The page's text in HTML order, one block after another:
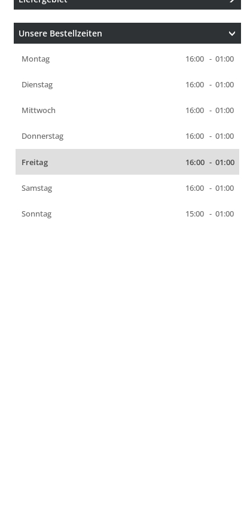
Unsere Bestellzeiten
Montag 16:00 - 01:00
Dienstag 16:00 - 01:00
Mittwoch 16:00 - 01:00
Donnerstag 16:00 - 01:00
Freitag 16:00 - 01:00
Samstag 16:00 - 01:00
Sonntag 15:00 - 01:00